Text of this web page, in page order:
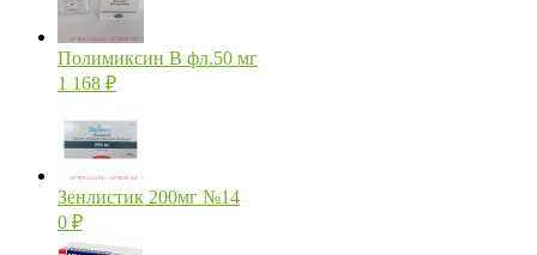
Полимиксин В фл.50 мг
1 168 ₽
Зенлистик 200мг №14
0 ₽